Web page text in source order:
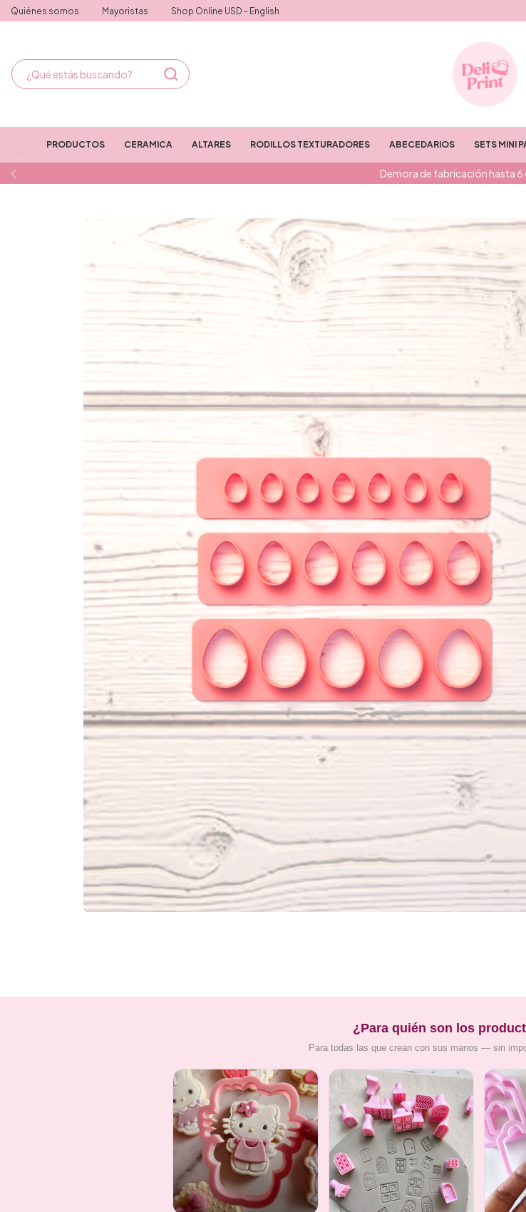
Quiénes somos Mayoristas Shop Online USD - English
Demora de fabricación hasta 6
PRODUCTOS CERAMICA ALTARES RODILLOS TEXTURADORES ABECEDARIOS SETS MINI
¿Para quién son los
Para todas las que crean con sus manos — sin